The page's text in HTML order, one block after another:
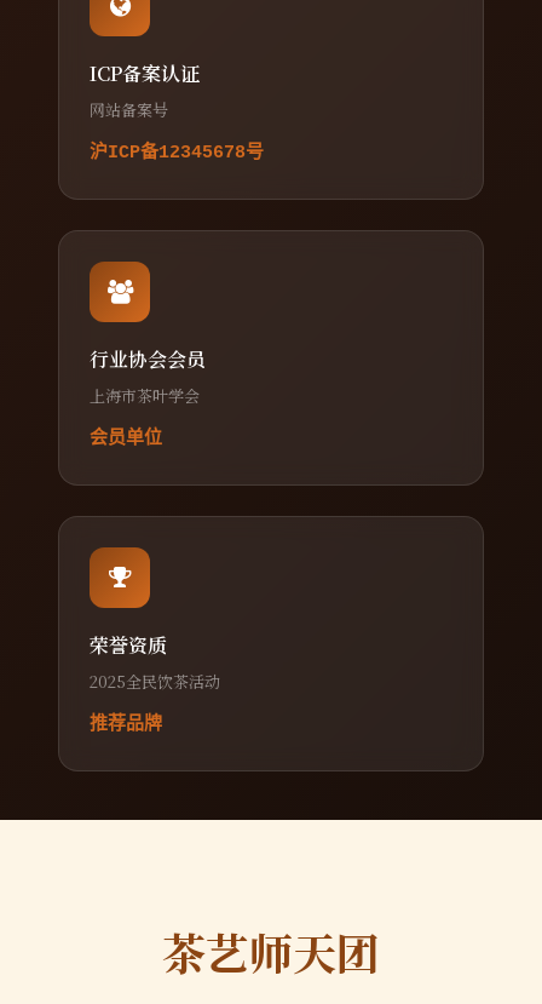
ICP备案认证
网站备案号
沪ICP备12345678号
行业协会会员
上海市茶叶学会
会员单位
荣誉资质
2025全民饮茶活动
推荐品牌
茶艺师天团